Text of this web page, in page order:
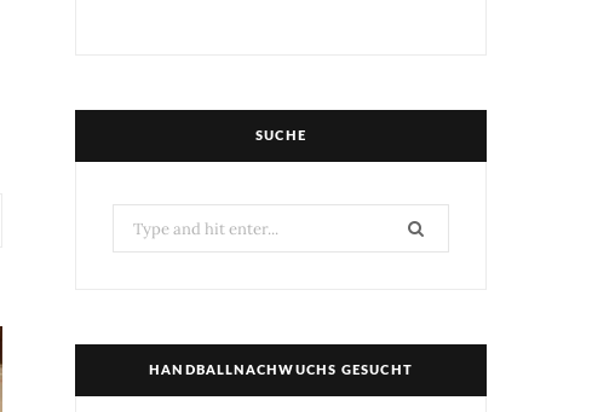
SUCHE
Search
for:
HANDBALLNACHWUCHS GESUCHT